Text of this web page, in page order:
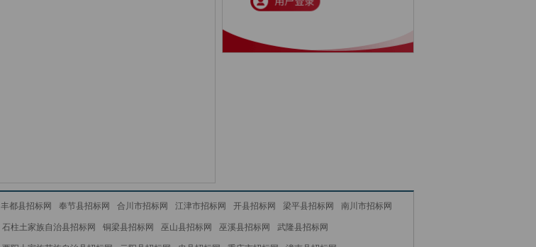
丰都县招标网 奉节县招标网 合川市招标网 江津市招标网 开县招标网 梁平县招标网 南川市招标网
石柱土家族自治县招标网 铜梁县招标网 巫山县招标网 巫溪县招标网 武隆县招标网